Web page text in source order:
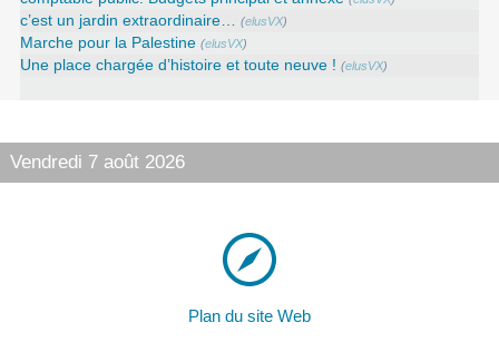
c’est un jardin extraordinaire… (elusVX)
Marche pour la Palestine (elusVX)
Une place chargée d’histoire et toute neuve ! (elusVX)
Vendredi 7 août 2026
Plan du site Web